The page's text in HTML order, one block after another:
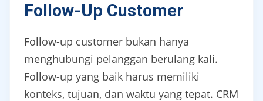
Follow-Up Customer
Follow-up customer bukan hanya
menghubungi pelanggan berulang kali.
Follow-up yang baik harus memiliki
konteks, tujuan, dan waktu yang tepat. CRM